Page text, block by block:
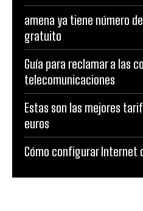
amena ya tiene número
gratuito
Guía para reclamar a las
telecomunicaciones
Estas son las mejores
euros
Cómo configurar Internet